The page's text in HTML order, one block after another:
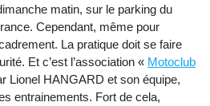
matin, sur le parking du
Cependant, même pour
La pratique doit se faire
Et c’est l’association « Motoclub
Lionel HANGARD et son équipe,
entrainements. Fort de cela,